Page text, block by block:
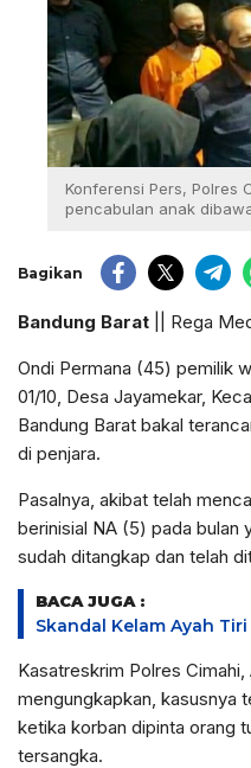
Konferensi Pers, Polres
pencabulan anak
Bagikan
Bandung Barat || Rega
Ondi Permana (45) pemilik
01/10, Desa Jayamekar,
Bandung Barat bakal
di penjara.
Pasalnya, akibat telah
berinisial NA (5) pada bulan
sudah ditangkap dan telah
BACA JUGA :
Skandal Kelam Ayah
Kasatreskrim Polres
mengungkapkan, kasusnya
ketika korban dipinta orang
tersangka.